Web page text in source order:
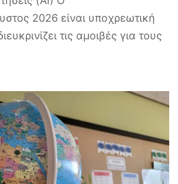
2026 είναι υποχρεωτική
τις αμοιβές για τους